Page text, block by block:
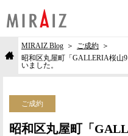
MIRAIZ Blog
ご成約
昭和区丸屋町「GALLERIA桜山
いました。
ご成約
昭和区丸屋町「